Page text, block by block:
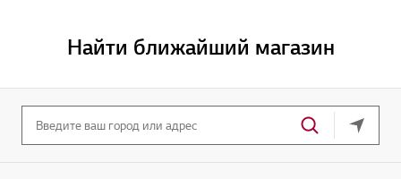
Найти ближайший магазин
Ваше